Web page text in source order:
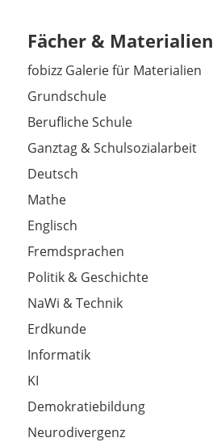
Fächer & Materialien
fobizz Galerie für Materialien
Grundschule
Berufliche Schule
Ganztag & Schulsozialarbeit
Deutsch
Mathe
Englisch
Fremdsprachen
Politik & Geschichte
NaWi & Technik
Erdkunde
Informatik
KI
Demokratiebildung
Neurodivergenz